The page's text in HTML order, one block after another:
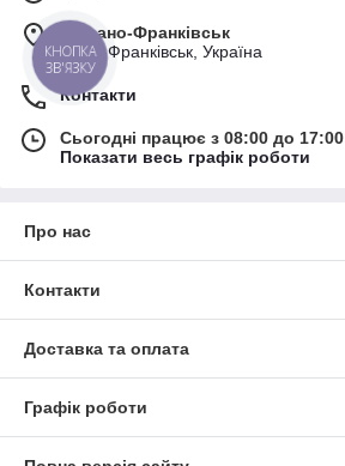
м. Івано-Франківськ
Івано-Франківськ, Україна
Контакти
Сьогодні працює з 08:00 до 17:00
Показати весь графік роботи
Про нас
Контакти
Доставка та оплата
Графік роботи
КНОПКА
ЗВ'ЯЗКУ